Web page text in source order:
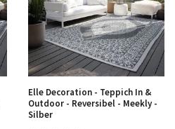
Elle Decoration - Teppich In &
Outdoor - Reversibel - Meekly -
Silber